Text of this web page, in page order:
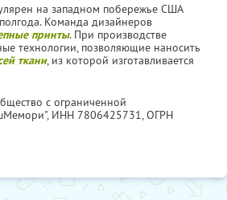
на западном побережье США
Команда дизайнеров
принты. При производстве
технологии, позволяющие наносить
ткани, из которой изготавливается
с ограниченной
ИНН 7806425731, ОГРН